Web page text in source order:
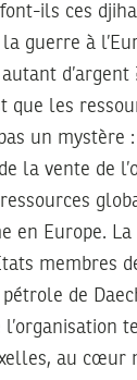
ils ces
guerre à
d’argent
que les
un mystère
la vente de
en Europe.
membres
pétrole de
au cœur